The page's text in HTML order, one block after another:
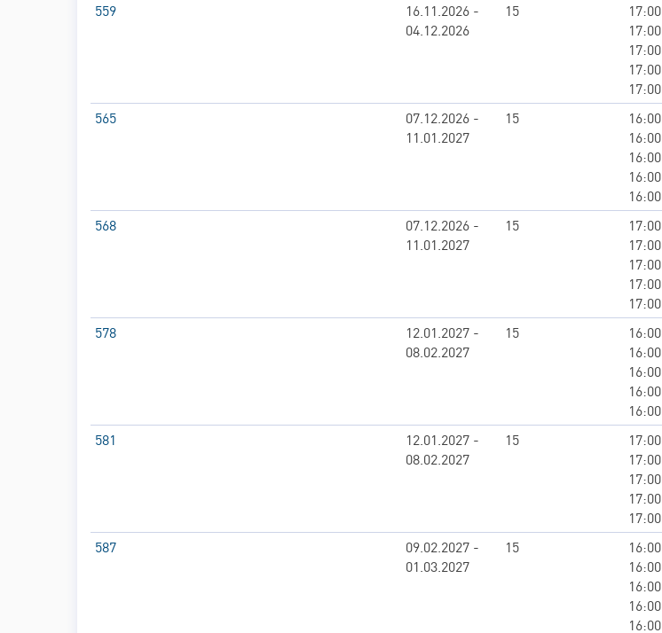
559
16.11.2026 -
04.12.2026
15
17:00
17:00
17:00
17:00
17:00
565
07.12.2026 -
11.01.2027
15
16:00
16:00
16:00
16:00
16:00
568
07.12.2026 -
11.01.2027
15
17:00
17:00
17:00
17:00
17:00
578
12.01.2027 -
08.02.2027
15
16:00
16:00
16:00
16:00
16:00
581
12.01.2027 -
08.02.2027
15
17:00
17:00
17:00
17:00
17:00
587
09.02.2027 -
01.03.2027
15
16:00
16:00
16:00
16:00
16:00